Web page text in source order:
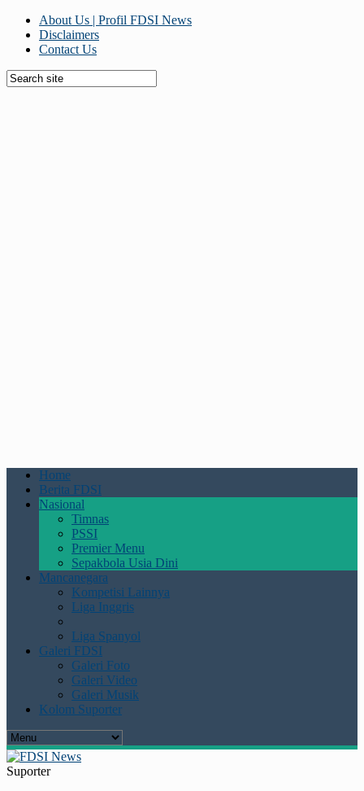
About Us | Profil FDSI News
Disclaimers
Contact Us
Home
Berita FDSI
Nasional
Timnas
PSSI
Premier Menu
Sepakbola Usia Dini
Mancanegara
Kompetisi Lainnya
Liga Inggris
Liga Spanyol
Galeri FDSI
Galeri Foto
Galeri Video
Galeri Musik
Kolom Suporter
Suporter